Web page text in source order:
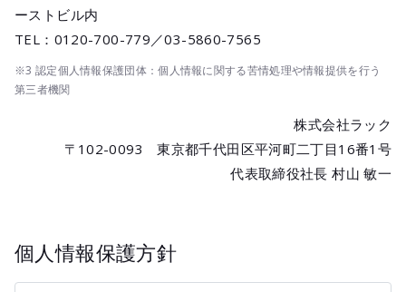
ーストビル内
TEL：0120-700-779／03-5860-7565
※3 認定個人情報保護団体：個人情報に関する苦情処理や情報提供を行う
第三者機関
株式会社ラック
〒102-0093 東京都千代田区平河町二丁目16番1号
代表取締役社長 村山 敏一
個人情報保護方針